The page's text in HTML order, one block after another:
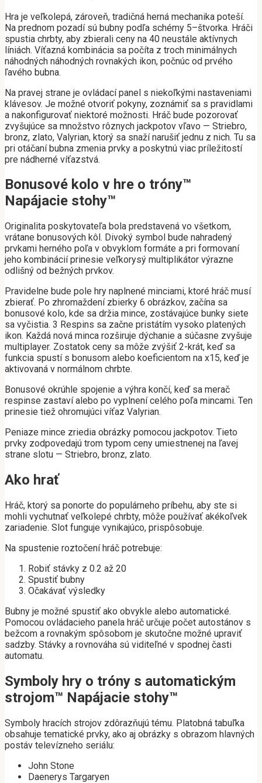
Hra je veľkolepá, zároveň, tradičná herná mechanika poteší.
Na prednom pozadí sú bubny podľa schémy 5–štvorka. Hráči
spustia chrbty, aby zbierali ceny na 40 neustále aktívnych
líniách. Víťazná kombinácia sa počíta z troch minimálnych
náhodných náhodných rovnakých ikon, počnúc od prvého
ľavého bubna.
Na pravej strane je ovládací panel s niekoľkými nastaveniami
klávesov. Je možné otvoriť pokyny, zoznámiť sa s pravidlami
a nakonfigurovať niektoré možnosti. Hráč bude pozorovať
zvyšujúce sa množstvo rôznych jackpotov vľavo — Striebro,
bronz, zlato, Valyrian, ktorý sa snaží narušiť jednu z nich. Tu sa
pri otáčaní bubna zmenia prvky a poskytnú viac príležitostí
pre nádherné víťazstvá.
Bonusové kolo v hre o tróny™
Napájacie stohy™
Originalita poskytovateľa bola predstavená vo všetkom,
vrátane bonusových kôl. Divoký symbol bude nahradený
prvkami herného poľa v obvyklom formáte a pri formovaní
jeho kombinácií prinesie veľkorysý multiplikátor výrazne
odlišný od bežných prvkov.
Pravidelne bude pole hry naplnené minciami, ktoré hráč musí
zbierať. Po zhromaždení zbierky 6 obrázkov, začína sa
bonusové kolo, kde sa držia mince, zostávajúce bunky siete
sa vyčistia. 3 Respins sa začne pristátím vysoko platených
ikon. Každá nová minca rozširuje dýchanie a súčasne zvyšuje
multiplayer. Zostatok ceny sa môže zvýšiť 2-krát, keď sa
funkcia spustí s bonusom alebo koeficientom na x15, keď je
aktivovaná v normálnom chrbte.
Bonusové okrúhle spojenie a výhra končí, keď sa merač
respinse zastaví alebo po vyplnení celého poľa mincami. Ten
prinesie tiež ohromujúci víťaz Valyrian.
Peniaze mince zriedia obrázky pomocou jackpotov. Tieto
prvky zodpovedajú trom typom ceny umiestnenej na ľavej
strane slotu — Striebro, bronz, zlato.
Ako hrať
Hráč, ktorý sa ponorte do populárneho príbehu, aby ste si
mohli vychutnať veľkolepé chrbty, môže používať akékoľvek
zariadenie. Slot funguje vynikajúco, prispôsobuje.
Na spustenie roztočení hráč potrebuje:
Robiť stávky z 0.2 až 20
Spustiť bubny
Očakávať výsledky
Bubny je možné spustiť ako obvykle alebo automatické.
Pomocou ovládacieho panela hráč určuje počet autostánov s
bežcom a rovnakým spôsobom je skutočne možné upraviť
sadzby. Stávky a rovnováha sú viditeľné v spodnej časti
automatu.
Symboly hry o tróny s automatickým
strojom™ Napájacie stohy™
Symboly hracích strojov zdôrazňujú tému. Platobná tabuľka
obsahuje tematické prvky, ako aj obrázky s obrazom hlavných
postáv televízneho seriálu:
John Stone
Daenerys Targaryen